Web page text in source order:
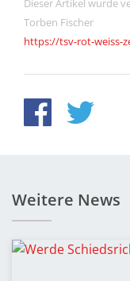
Dieser Artikel wurde
Torben Fischer
https://tsv-rot-weiss-
Weitere News